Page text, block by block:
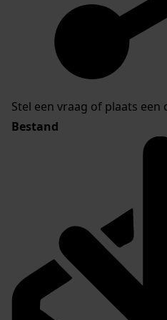
Stel een vraag of plaats
Bestand